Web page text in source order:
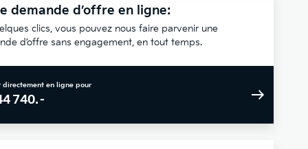
demande d’offre en ligne:
clics, vous pouvez nous faire parvenir une
d’offre sans engagement, en tout temps.
directement en ligne pour
740.–